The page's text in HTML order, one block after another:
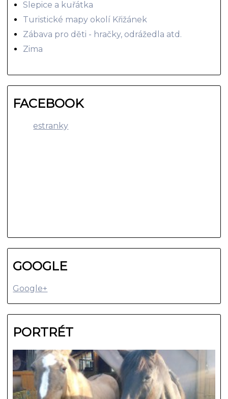
Slepice a kuřátka
Turistické mapy okolí Křižánek
Zábava pro děti - hračky, odrážedla atd.
Zima
FACEBOOK
estranky
GOOGLE
Google+
PORTRÉT